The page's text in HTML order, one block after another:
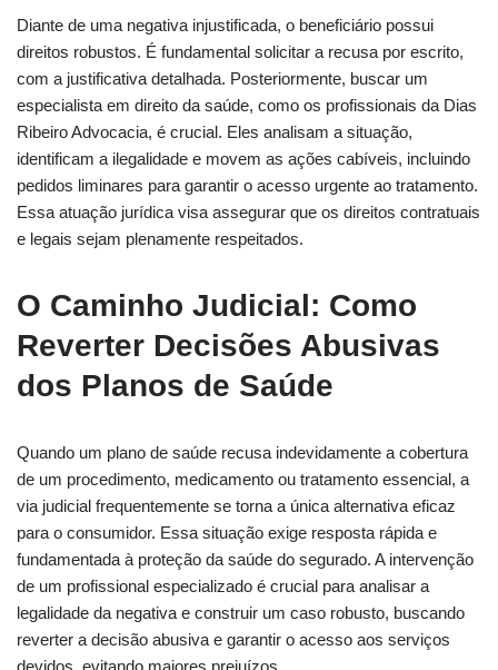
Diante de uma negativa injustificada, o beneficiário possui
direitos robustos. É fundamental solicitar a recusa por escrito,
com a justificativa detalhada. Posteriormente, buscar um
especialista em direito da saúde, como os profissionais da Dias
Ribeiro Advocacia, é crucial. Eles analisam a situação,
identificam a ilegalidade e movem as ações cabíveis, incluindo
pedidos liminares para garantir o acesso urgente ao tratamento.
Essa atuação jurídica visa assegurar que os direitos contratuais
e legais sejam plenamente respeitados.
O Caminho Judicial: Como
Reverter Decisões Abusivas
dos Planos de Saúde
Quando um plano de saúde recusa indevidamente a cobertura
de um procedimento, medicamento ou tratamento essencial, a
via judicial frequentemente se torna a única alternativa eficaz
para o consumidor. Essa situação exige resposta rápida e
fundamentada à proteção da saúde do segurado. A intervenção
de um profissional especializado é crucial para analisar a
legalidade da negativa e construir um caso robusto, buscando
reverter a decisão abusiva e garantir o acesso aos serviços